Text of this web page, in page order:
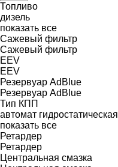
Топливо
дизель
показать все
Сажевый фильтр
Сажевый фильтр
EEV
EEV
Резервуар AdBlue
Резервуар AdBlue
Тип КПП
автомат гидростатическая
показать все
Ретардер
Ретардер
Центральная смазка